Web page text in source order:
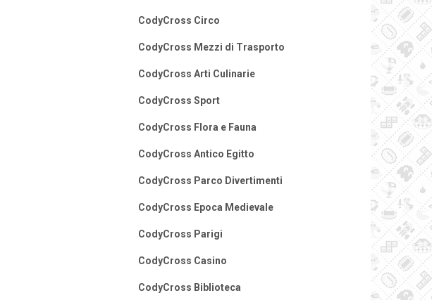
CodyCross Circo
CodyCross Mezzi di Trasporto
CodyCross Arti Culinarie
CodyCross Sport
CodyCross Flora e Fauna
CodyCross Antico Egitto
CodyCross Parco Divertimenti
CodyCross Epoca Medievale
CodyCross Parigi
CodyCross Casino
CodyCross Biblioteca